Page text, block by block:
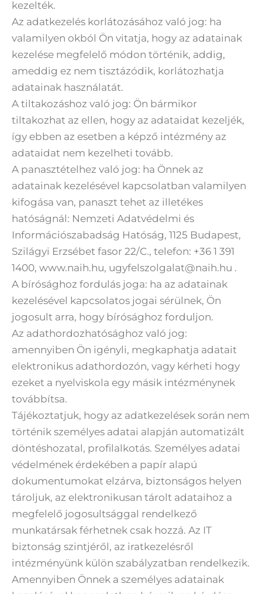
kezelték.
Az adatkezelés korlátozásához való jog: ha
valamilyen okból Ön vitatja, hogy az adatainak
kezelése megfelelő módon történik, addig,
ameddig ez nem tisztázódik, korlátozhatja
adatainak használatát.
A tiltakozáshoz való jog: Ön bármikor
tiltakozhat az ellen, hogy az adataidat kezeljék,
így ebben az esetben a képző intézmény az
adataidat nem kezelheti tovább.
A panasztételhez való jog: ha Önnek az
adatainak kezelésével kapcsolatban valamilyen
kifogása van, panaszt tehet az illetékes
hatóságnál: Nemzeti Adatvédelmi és
Információszabadság Hatóság, 1125 Budapest,
Szilágyi Erzsébet fasor 22/C., telefon: +36 1 391
1400, www.naih.hu, ugyfelszolgalat@naih.hu .
A bírósághoz fordulás joga: ha az adatainak
kezelésével kapcsolatos jogai sérülnek, Ön
jogosult arra, hogy bírósághoz forduljon.
Az adathordozhatósághoz való jog:
amennyiben Ön igényli, megkaphatja adatait
elektronikus adathordozón, vagy kérheti hogy
ezeket a nyelviskola egy másik intézménynek
továbbítsa.
Tájékoztatjuk, hogy az adatkezelések során nem
történik személyes adatai alapján automatizált
döntéshozatal, profilalkotás. Személyes adatai
védelmének érdekében a papír alapú
dokumentumokat elzárva, biztonságos helyen
tároljuk, az elektronikusan tárolt adataihoz a
megfelelő jogosultsággal rendelkező
munkatársak férhetnek csak hozzá. Az IT
biztonság szintjéről, az iratkezelésről
intézményünk külön szabályzatban rendelkezik.
Amennyiben Önnek a személyes adatainak